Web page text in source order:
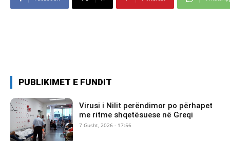
PUBLIKIMET E FUNDIT
Virusi i Nilit perëndimor po përhapet
me ritme shqetësuese në Greqi
7 Gusht, 2026 - 17:56